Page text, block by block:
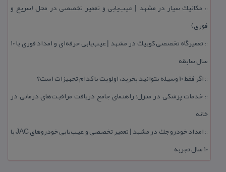
:: مكانیك سیار در مشهد | عیب‌یابی و تعمیر تخصصی در محل (سریع و
فوری)
::
تعمیرگاه تخصصی كوییك در مشهد | عیب‌یابی حرفه‌ای و امداد فوری با ۱۰
سال سابقه
:: اگر فقط 10 وسیله بتوانید بخرید، اولویت با كدام تجهیزات است؟
:: خدمات پزشكی در منزل؛ راهنمای جامع دریافت مراقبت‌های درمانی در
خانه
::
امداد خودرو جك در مشهد | تعمیر تخصصی و عیب‌یابی خودروهای JAC با
۱۰ سال تجربه